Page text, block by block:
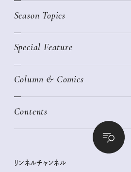
Season Topics
真夏のひんやりグッズ 2026
ニトリ・イケア・無印良品で賢くおしゃれな
絶品、お餅レシピ大集合！
世界のサンタさんに会って来た！
クラフトビール案内
Special Feature
2026年春夏 トレンドファッションニュース
女子旅おすすめスポット 暮らすように心
幸せな老後のための リンネルマネー講座
私の住むまち、好きな場所。LOCAL LIFE
リンネル 暮らしの道具大賞
Column & Comics
ぐれいさん
明日もいい日になりますように
清水みさとの食いしんぼう寄り道サウナ
Contents
リンネルおしゃれファッションスナップ
リンネル暮らし部
リンネルチャンネル